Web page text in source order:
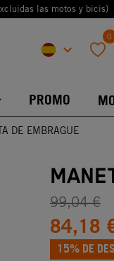
las motos y bicis)
keyboard_arrow_down
0
PROMO
DE EMBRAGUE
99,04 €
84,18
15% DE